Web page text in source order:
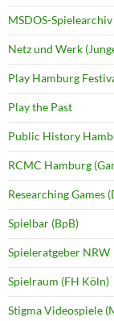
MSDOS-
Netz und Werk
Play Hamburg
Play the Past
Public History
RCMC Hamburg
Researching Games
Spielbar (BpB)
Spieleratgeber NRW
Spielraum (FH Köln)
Stigma Videospiele